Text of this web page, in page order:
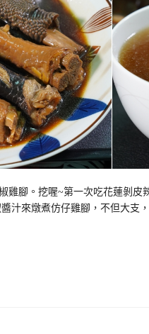
雞腳。挖喔~第一次吃花蓮剝皮
汁來燉煮仿仔雞腳，不但大支